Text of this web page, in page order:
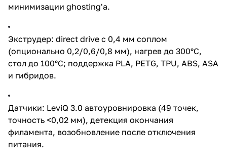
минимизации ghosting'а.
Экструдер: direct drive с 0,4 мм соплом
(опционально 0,2/0,6/0,8 мм), нагрев до 300°C,
стол до 100°C; поддержка PLA, PETG, TPU, ABS, ASA
и гибридов.
Датчики: LeviQ 3.0 автоуровнировка (49 точек,
точность <0,02 мм), детекция окончания
филамента, возобновление после отключения
питания.